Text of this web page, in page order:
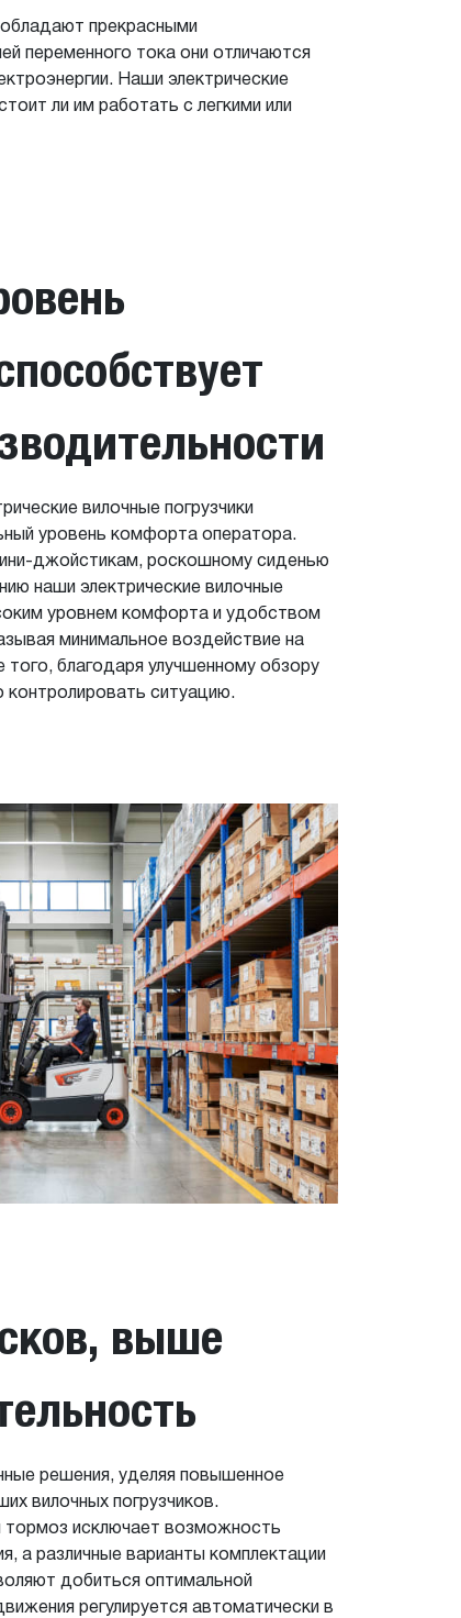
прекрасными
переменного тока они отличаются
Наши электрические
ли им работать с легкими или
вилочные погрузчики
уровень комфорта оператора.
джойстикам, роскошному сиденью
наши электрические вилочные
уровнем комфорта и удобством
минимальное воздействие на
благодаря улучшенному обзору
контролировать ситуацию.
выше
решения, уделяя повышенное
вилочных погрузчиков.
тормоз исключает возможность
а различные варианты комплектации
добиться оптимальной
регулируется автоматически в